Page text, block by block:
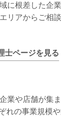
に根差した企
リアからご相
士ページを見る
業や店舗が集
れの事業規模